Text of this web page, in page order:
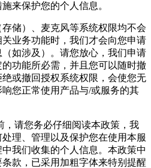
来保护您的个人信息。
储）、麦克风等系统权限均不会
业务功能时，我们才会向您申请
如涉及）。请您放心，我们申请
功能所必需，并且您可以随时撤
或撤回授权系统权限，会使您无
您正常使用产品与/或服务的其
，请您务必仔细阅读本政策，我
理、管理以及保护您在使用本服
我们收集的个人信息。本政策中
款，已采用加粗字体来特别提醒